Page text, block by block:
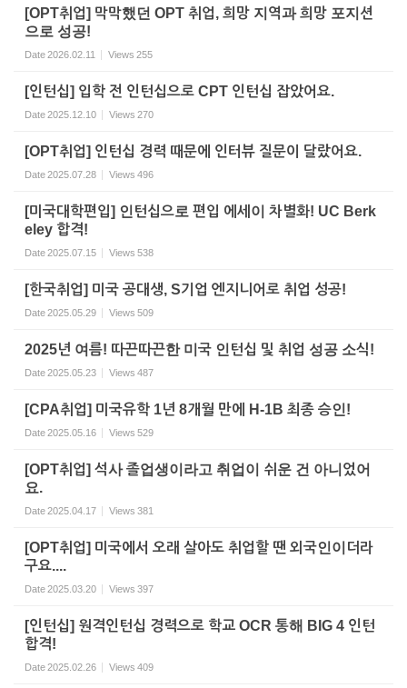
[OPT취업] 막막했던 OPT 취업, 희망 지역과 희망 포지션
으로 성공!
Date2026.02.11 Views 255
[인턴십] 입학 전 인턴십으로 CPT 인턴십 잡았어요.
Date2025.12.10 Views 270
[OPT취업] 인턴십 경력 때문에 인터뷰 질문이 달랐어요.
Date2025.07.28 Views 496
[미국대학편입] 인턴십으로 편입 에세이 차별화! UC Berk
eley 합격!
Date2025.07.15 Views 538
[한국취업] 미국 공대생, S기업 엔지니어로 취업 성공!
Date2025.05.29 Views 509
2025년 여름! 따끈따끈한 미국 인턴십 및 취업 성공 소식!
Date2025.05.23 Views 487
[CPA취업] 미국유학 1년 8개월 만에 H-1B 최종 승인!
Date2025.05.16 Views 529
[OPT취업] 석사 졸업생이라고 취업이 쉬운 건 아니었어
요.
Date2025.04.17 Views 381
[OPT취업] 미국에서 오래 살아도 취업할 땐 외국인이더라
구요....
Date2025.03.20 Views 397
[인턴십] 원격인턴십 경력으로 학교 OCR 통해 BIG 4 인턴
합격!
Date2025.02.26 Views 409